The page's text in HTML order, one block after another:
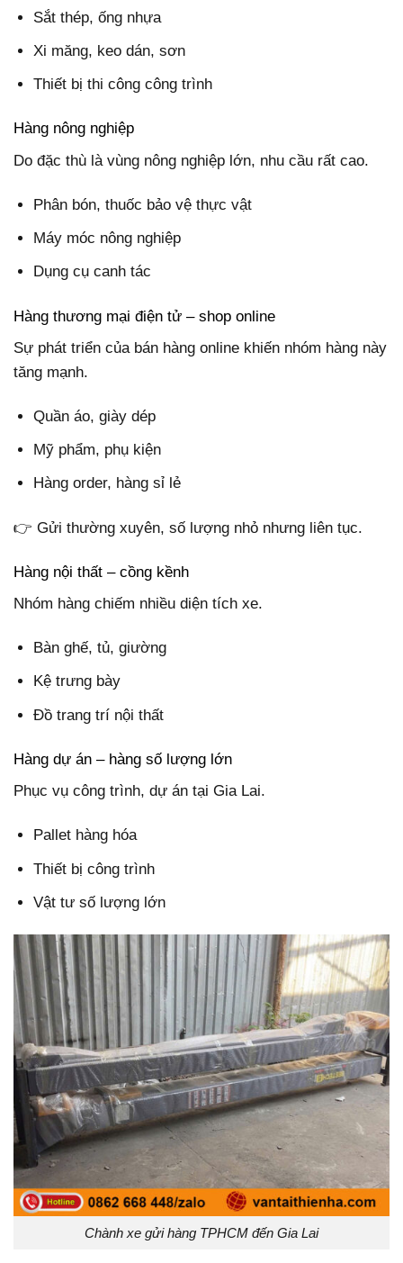
Sắt thép, ống nhựa
Xi măng, keo dán, sơn
Thiết bị thi công công trình
Hàng nông nghiệp
Do đặc thù là vùng nông nghiệp lớn, nhu cầu rất cao.
Phân bón, thuốc bảo vệ thực vật
Máy móc nông nghiệp
Dụng cụ canh tác
Hàng thương mại điện tử – shop online
Sự phát triển của bán hàng online khiến nhóm hàng này
tăng mạnh.
Quần áo, giày dép
Mỹ phẩm, phụ kiện
Hàng order, hàng sỉ lẻ
👉 Gửi thường xuyên, số lượng nhỏ nhưng liên tục.
Hàng nội thất – cồng kềnh
Nhóm hàng chiếm nhiều diện tích xe.
Bàn ghế, tủ, giường
Kệ trưng bày
Đồ trang trí nội thất
Hàng dự án – hàng số lượng lớn
Phục vụ công trình, dự án tại Gia Lai.
Pallet hàng hóa
Thiết bị công trình
Vật tư số lượng lớn
Chành xe gửi hàng TPHCM đến Gia Lai